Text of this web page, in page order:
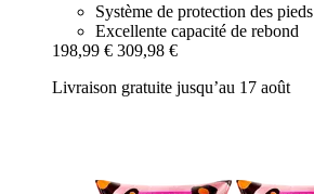
Système de protection des pieds
Excellente capacité de rebond
198,99 € 309,98 €
Livraison gratuite jusqu’au 17 août